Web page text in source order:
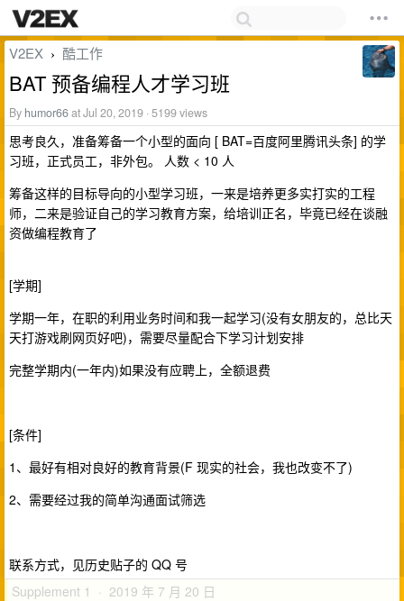
V2EX › 酷工作
BAT 预备编程人才学习班
By humor66at Jul 20, 2019 · 5199 views
思考良久，准备筹备一个小型的面向 [ BAT=百度阿里腾讯头条] 的学
习班，正式员工，非外包。 人数 < 10 人
筹备这样的目标导向的小型学习班，一来是培养更多实打实的工程
师，二来是验证自己的学习教育方案，给培训正名，毕竟已经在谈融
资做编程教育了
[学期]
学期一年，在职的利用业务时间和我一起学习(没有女朋友的，总比天
天打游戏刷网页好吧)，需要尽量配合下学习计划安排
完整学期内(一年内)如果没有应聘上，全额退费
[条件]
1、最好有相对良好的教育背景(F 现实的社会，我也改变不了)
2、需要经过我的简单沟通面试筛选
联系方式，见历史贴子的 QQ 号
Supplement 1 · 2019 年 7 月 20 日